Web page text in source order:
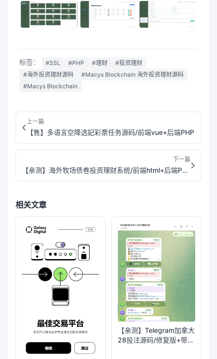
标签： #SSL #PHP #理财
#投资理财
#海外投资理财源码
#Macys Blockchain 海外投资理财源码
#Macys Blockchain
上一篇
【售】多语言空降选妃彩票任务源码/前端vue+后端PHP
下一篇
【亲测】海外牧场债卷投资理财系统/前端html+后端PHP
相关文章
【亲测】Telegram加拿大
28投注源码/修复版+带搭